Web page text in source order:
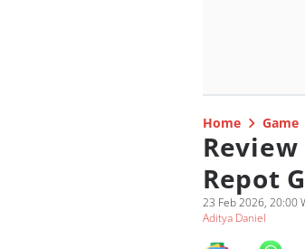
Home Game
Review
Repot
23 Feb 2026, 20:00
Aditya Daniel